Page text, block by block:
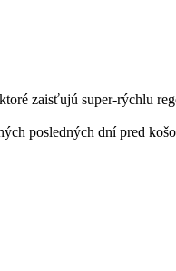
zaisťujú super-rýchlu
posledných dní pred